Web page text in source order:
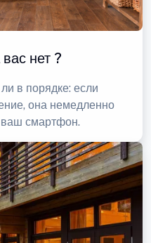
нет ?
в порядке: если
она немедленно
смартфон.